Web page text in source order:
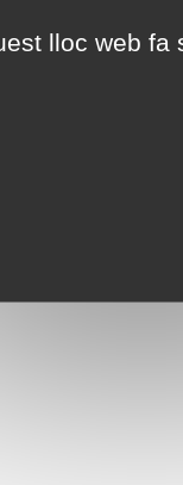
lloc web fa